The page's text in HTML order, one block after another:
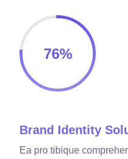
76%
Brand Identity
Ea pro tibique